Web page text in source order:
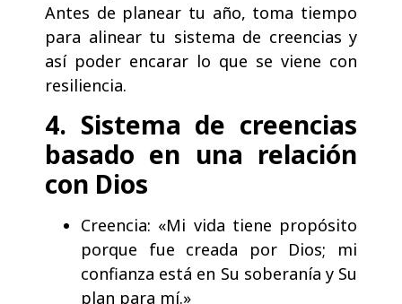
Antes de planear tu año, toma tiempo
para alinear tu sistema de creencias y
así poder encarar lo que se viene con
resiliencia.
4. Sistema de creencias
basado en una relación
con Dios
Creencia: «Mi vida tiene propósito
porque fue creada por Dios; mi
confianza está en Su soberanía y Su
plan para mí.»